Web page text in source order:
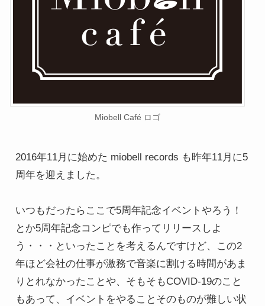
Miobell Café ロゴ
2016年11月に始めた miobell records も昨年11月に5
周年を迎えました。
いつもだったらここで5周年記念イベントやろう！
とか5周年記念コンピでも作ってリリースしよ
う・・・といったことを考えるんですけど、この2
年ほど会社の仕事が激務で音楽に割ける時間があま
りとれなかったことや、そもそもCOVID-19のこと
もあって、イベントをやることそのものが難しい状